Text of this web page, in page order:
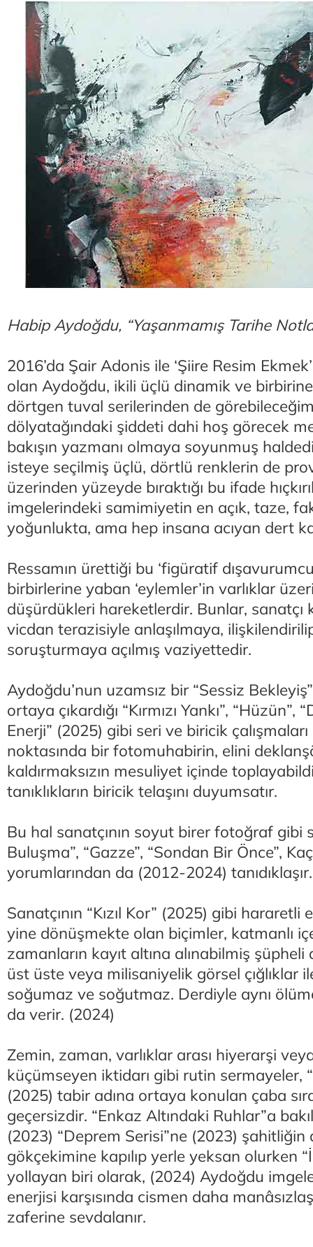
Habip Aydoğdu, “Yaşanmamış Tarihe
2016’da Şair Adonis ile ‘Şiire Resim
olan Aydoğdu, ikili üçlü dinamik ve
dörtgen tuval serilerinden de
dölyatağındaki şiddeti dahi hoş görecek
bakışın yazmanı olmaya soyunmuş
isteye seçilmiş üçlü, dörtlü renklerin de
üzerinden yüzeyde bıraktığı bu ifade
imgelerindeki samimiyetin en açık, taze,
yoğunlukta, ama hep insana acıyan dert
Ressamın ürettiği bu ‘figüratif
birbirlerine yaban ‘eylemler’in varlıklar
düşürdükleri hareketlerdir. Bunlar, sanatçı
vicdan terazisiyle anlaşılmaya,
soruşturmaya açılmış vaziyettedir.
Aydoğdu’nun uzamsız bir “Sessiz
ortaya çıkardığı “Kırmızı Yankı”, “Hüzün”,
Enerji” (2025) gibi seri ve biricik
noktasında bir fotomuhabirin, elini
kaldırmaksızın mesuliyet içinde
tanıklıkların biricik telaşını duyumsatır.
Bu hal sanatçının soyut birer fotoğraf gibi
Buluşma”, “Gazze”, “Sondan Bir Önce”,
yorumlarından da (2012-2024)
Sanatçının “Kızıl Kor” (2025) gibi hararetli
yine dönüşmekte olan biçimler, katmanlı
zamanların kayıt altına alınabilmiş şüpheli
üst üste veya milisaniyelik görsel çığlıklar
soğumaz ve soğutmaz. Derdiyle aynı
da verir. (2024)
Zemin, zaman, varlıklar arası hiyerarşi
küçümseyen iktidarı gibi rutin sermayeler,
(2025) tabir adına ortaya konulan çaba
geçersizdir. “Enkaz Altındaki Ruhlar”a
(2023) “Deprem Serisi”ne (2023) şahitliğin
gökçekimine kapılıp yerle yeksan olurken
yollayan biri olarak, (2024) Aydoğdu
enerjisi karşısında cismen daha
zaferine sevdalanır.